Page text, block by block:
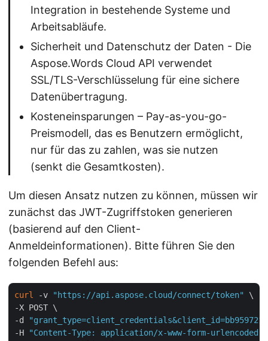
Integration in bestehende Systeme und
Arbeitsabläufe.
Sicherheit und Datenschutz der Daten - Die
Aspose.Words Cloud API verwendet
SSL/TLS-Verschlüsselung für eine sichere
Datenübertragung.
Kosteneinsparungen – Pay-as-you-go-
Preismodell, das es Benutzern ermöglicht,
nur für das zu zahlen, was sie nutzen
(senkt die Gesamtkosten).
Um diesen Ansatz nutzen zu können, müssen wir
zunächst das JWT-Zugriffstoken generieren
(basierend auf den Client-
Anmeldeinformationen). Bitte führen Sie den
folgenden Befehl aus:
curl -v "https://api.aspose.cloud/connect/token"
\
-X POST \
-d
"grant_type=client_credentials&client_id=bb959721-
-H
"Content-Type: application/x-www-form-urlencoded"